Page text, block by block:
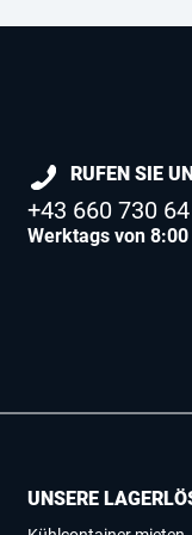
RUFEN SIE
+43 660 730
Werktags von
UNSERE